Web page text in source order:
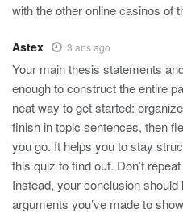
with the other online casinos of
Astex 3 ans ago
Your main thesis statements
enough to construct the entire
neat way to get started:
finish in topic sentences, then
you go. It helps you to stay
this quiz to find out. Don’t
Instead, your conclusion
arguments you’ve made to